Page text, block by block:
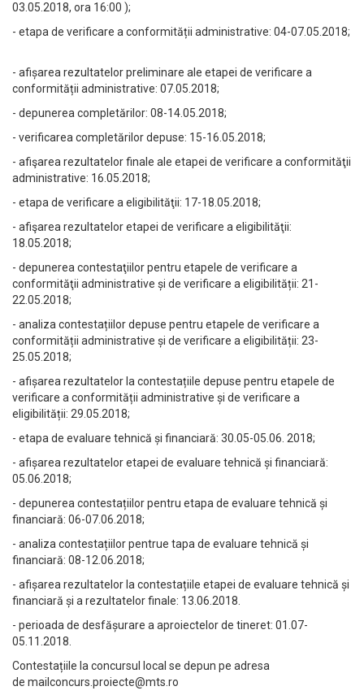
03.05.2018, ora 16:00 );
- etapa de verificare a conformității administrative: 04-07.05.2018;
- afișarea rezultatelor preliminare ale etapei de verificare a
conformității administrative: 07.05.2018;
- depunerea completărilor: 08-14.05.2018;
- verificarea completărilor depuse: 15-16.05.2018;
- afişarea rezultatelor finale ale etapei de verificare a conformităţii
administrative: 16.05.2018;
- etapa de verificare a eligibilităţii: 17-18.05.2018;
- afişarea rezultatelor etapei de verificare a eligibilităţii:
18.05.2018;
- depunerea contestaţiilor pentru etapele de verificare a
conformităţii administrative și de verificare a eligibilității: 21-
22.05.2018;
- analiza contestațiilor depuse pentru etapele de verificare a
conformității administrative și de verificare a eligibilității: 23-
25.05.2018;
- afișarea rezultatelor la contestațiile depuse pentru etapele de
verificare a conformității administrative și de verificare a
eligibilității: 29.05.2018;
- etapa de evaluare tehnică și financiară: 30.05-05.06. 2018;
- afișarea rezultatelor etapei de evaluare tehnică și financiară:
05.06.2018;
- depunerea contestațiilor pentru etapa de evaluare tehnică și
financiară: 06-07.06.2018;
- analiza contestațiilor pentrue tapa de evaluare tehnică și
financiară: 08-12.06.2018;
- afișarea rezultatelor la contestațiile etapei de evaluare tehnică și
financiară și a rezultatelor finale: 13.06.2018.
- perioada de desfășurare a aproiectelor de tineret: 01.07-
05.11.2018.
Contestațiile la concursul local se depun pe adresa
de mailconcurs.proiecte@mts.ro